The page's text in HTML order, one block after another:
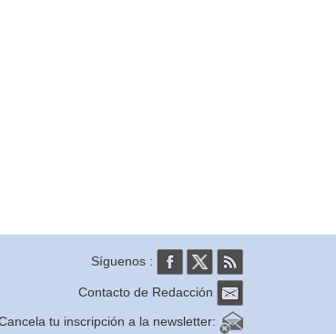
Síguenos :
Contacto de Redacción
tu inscripción a la newsletter: